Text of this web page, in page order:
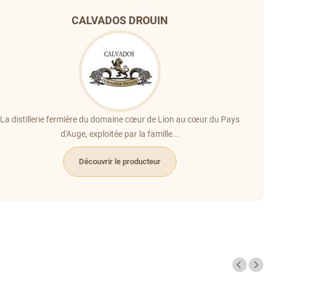
CALVADOS DROUIN
La distillerie fermière du domaine cœur de Lion au cœur du Pays
d'Auge, exploitée par la famille...
Découvrir le producteur